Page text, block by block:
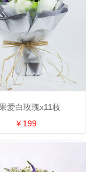
爱白玫瑰x11枝
￥199